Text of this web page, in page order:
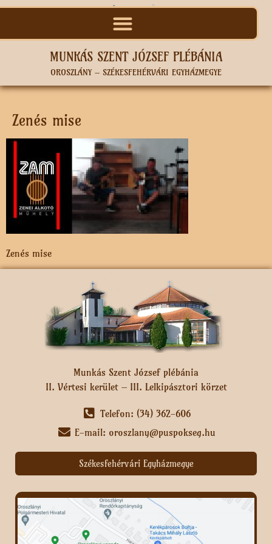
MUNKÁS SZENT JÓZSEF PLÉBÁNIA
OROSZLÁNY – SZÉKESFEHÉRVÁRI EGYHÁZMEGYE
Zenés mise
Zenés mise
Munkás Szent József plébánia
II. Vértesi kerület – III. Lelkipásztori körzet
Telefon: (34) 362-606
E-mail: oroszlany@puspokseg.hu
Székesfehérvári Egyházmegye